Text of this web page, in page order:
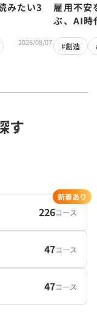
みたい3
2026/08/07
雇用不
ぶ、AI時
#創造
す
226コース
新着あり
47コース
47コース